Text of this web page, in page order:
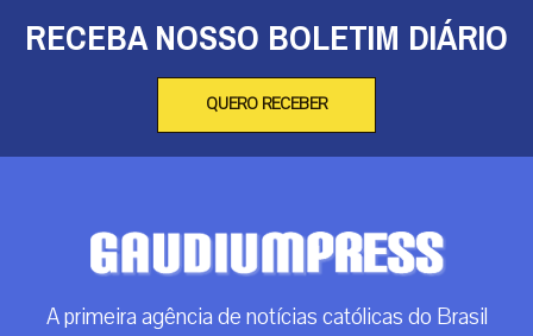
RECEBA NOSSO BOLETIM DIÁRIO
QUERO RECEBER
A primeira agência de notícias católicas do Brasil